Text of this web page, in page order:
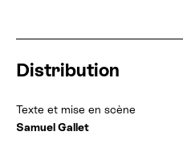
Distribution
Texte et mise en scène
Samuel Gallet